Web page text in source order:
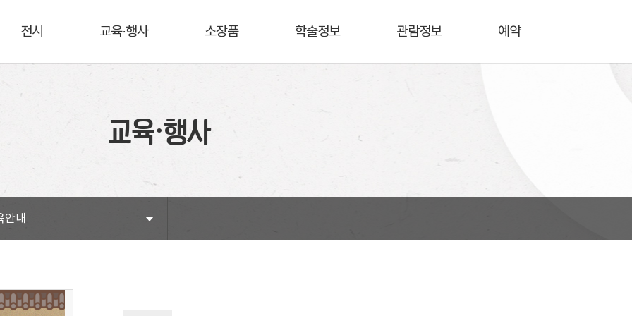
전시 교육·행사 소장품 학술정보 관람정보 예약
교육·행사
안내